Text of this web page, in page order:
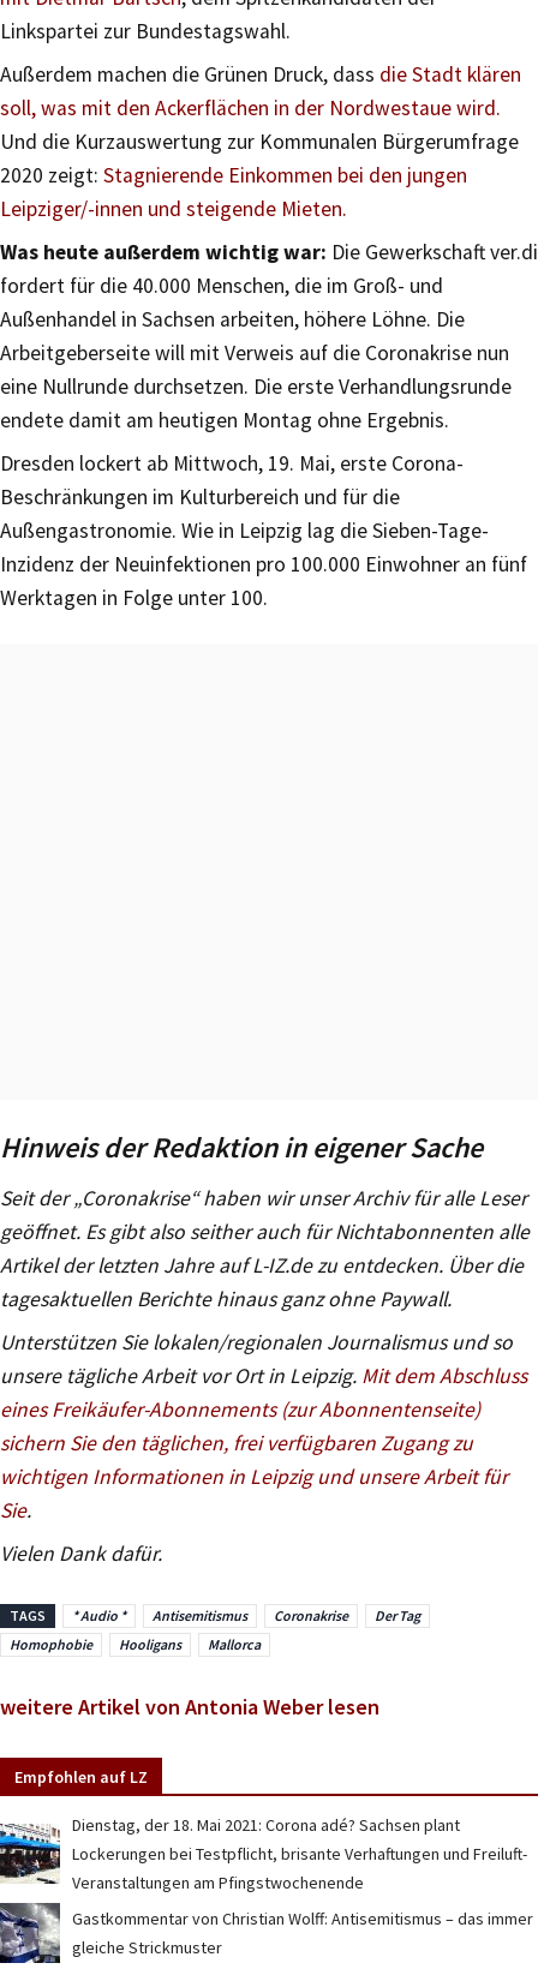
Linkspartei zur Bundestagswahl.
Außerdem machen die Grünen Druck, dass die Stadt klären
soll, was mit den Ackerflächen in der Nordwestaue wird.
Und die Kurzauswertung zur Kommunalen Bürgerumfrage
2020 zeigt: Stagnierende Einkommen bei den jungen
Leipziger/-innen und steigende Mieten.
Was heute außerdem wichtig war: Die Gewerkschaft ver.di
fordert für die 40.000 Menschen, die im Groß- und
Außenhandel in Sachsen arbeiten, höhere Löhne. Die
Arbeitgeberseite will mit Verweis auf die Coronakrise nun
eine Nullrunde durchsetzen. Die erste Verhandlungsrunde
endete damit am heutigen Montag ohne Ergebnis.
Dresden lockert ab Mittwoch, 19. Mai, erste Corona-
Beschränkungen im Kulturbereich und für die
Außengastronomie. Wie in Leipzig lag die Sieben-Tage-
Inzidenz der Neuinfektionen pro 100.000 Einwohner an fünf
Werktagen in Folge unter 100.
Hinweis der Redaktion in eigener Sache
Seit der „Coronakrise“ haben wir unser Archiv für alle Leser
geöffnet. Es gibt also seither auch für Nichtabonnenten alle
Artikel der letzten Jahre auf L-IZ.de zu entdecken. Über die
tagesaktuellen Berichte hinaus ganz ohne Paywall.
Unterstützen Sie lokalen/regionalen Journalismus und so
unsere tägliche Arbeit vor Ort in Leipzig. Mit dem Abschluss
eines Freikäufer-Abonnements (zur Abonnentenseite)
sichern Sie den täglichen, frei verfügbaren Zugang zu
wichtigen Informationen in Leipzig und unsere Arbeit für
Sie.
Vielen Dank dafür.
TAGS * Audio * Antisemitismus Coronakrise
Der Tag
Homophobie
Hooligans Mallorca
weitere Artikel von Antonia Weber lesen
Empfohlen auf LZ
Dienstag, der 18. Mai 2021: Corona adé? Sachsen plant
Lockerungen bei Testpflicht, brisante Verhaftungen und Freiluft-
Veranstaltungen am Pfingstwochenende
Gastkommentar von Christian Wolff: Antisemitismus – das immer
gleiche Strickmuster